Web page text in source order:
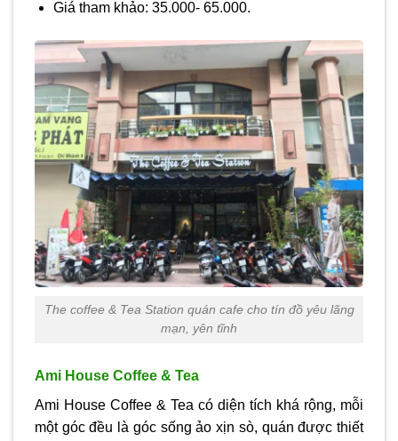
Giá tham khảo: 35.000- 65.000.
The coffee & Tea Station quán cafe cho tín đồ yêu lãng
mạn, yên tĩnh
Ami House Coffee & Tea
Ami House Coffee & Tea có diện tích khá rộng, mỗi
một góc đều là góc sống ảo xịn sò, quán được thiết